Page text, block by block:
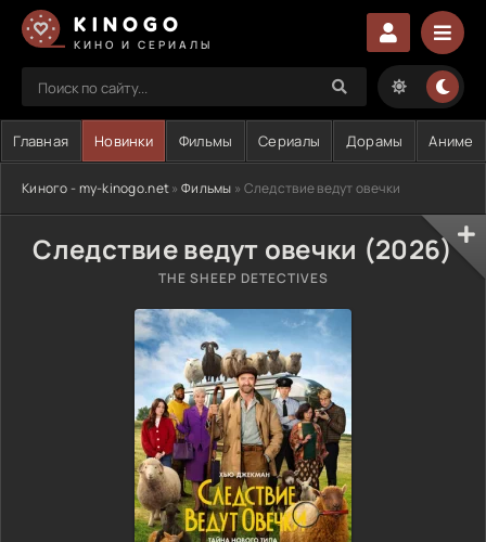
KINOGO
КИНО И СЕРИАЛЫ
Главная Новинки Фильмы Сериалы Дорамы Аниме
Киного - my-kinogo.net»Фильмы » Следствие ведут овечки
Следствие ведут овечки (2026)
THE SHEEP DETECTIVES